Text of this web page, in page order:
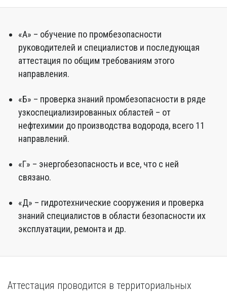
«А» – обучение по промбезопасности
руководителей и специалистов и последующая
аттестация по общим требованиям этого
направления.
«Б» – проверка знаний промбезопасности в ряде
узкоспециализированных областей – от
нефтехимии до производства водорода, всего 11
направлений.
«Г» – энергобезопасность и все, что с ней
связано.
«Д» – гидротехнические сооружения и проверка
знаний специалистов в области безопасности их
эксплуатации, ремонта и др.
Аттестация проводится в территориальных